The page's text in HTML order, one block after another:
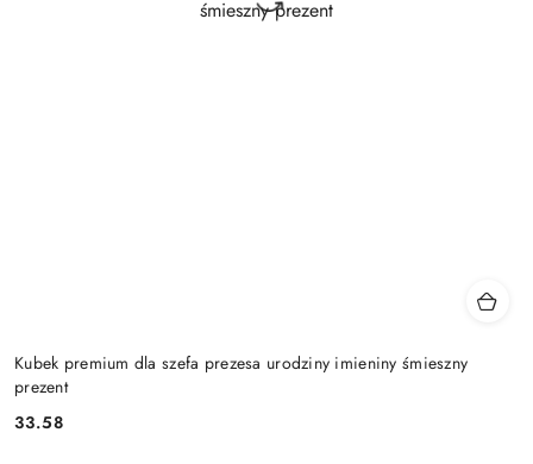
Kubek premium dla szefa prezesa urodziny imieniny śmieszny
prezent
Cena:
33.58